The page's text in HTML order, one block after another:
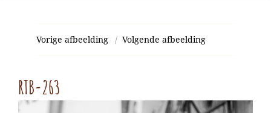
Vorige afbeelding Volgende afbeelding
RTB-263